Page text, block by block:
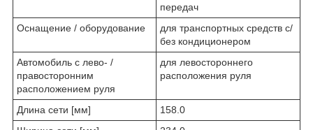
передач
Оснащение / оборудование
для транспортных средств с/
без кондиционером
Автомобиль с лево- /
правосторонним
расположением руля
для левостороннего
расположения руля
Длина сети [мм]
158.0